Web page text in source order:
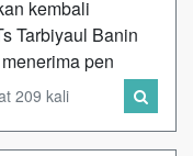
kembali
Tarbiyaul Banin
pen
209 kali